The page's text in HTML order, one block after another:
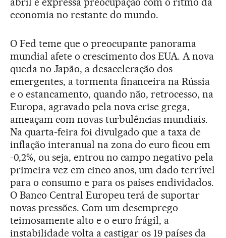
economia no restante do mundo.
O Fed teme que o preocupante panorama
mundial afete o crescimento dos EUA. A nova
queda no Japão, a desaceleração dos
emergentes, a tormenta financeira na Rússia
e o estancamento, quando não, retrocesso, na
Europa, agravado pela nova crise grega,
ameaçam com novas turbulências mundiais.
Na quarta-feira foi divulgado que a taxa de
inflação interanual na zona do euro ficou em
-0,2%, ou seja, entrou no campo negativo pela
primeira vez em cinco anos, um dado terrível
para o consumo e para os países endividados.
O Banco Central Europeu terá de suportar
novas pressões. Com um desemprego
teimosamente alto e o euro frágil, a
instabilidade volta a castigar os 19 países da